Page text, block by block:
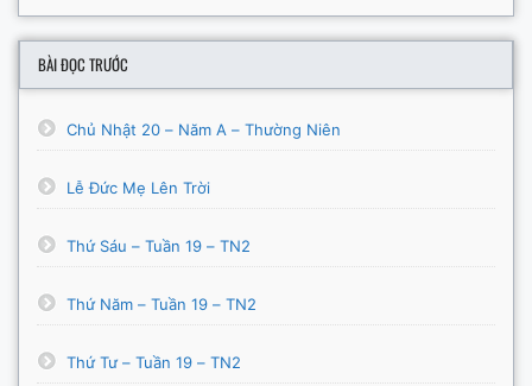
BÀI ĐỌC TRƯỚC
Chủ Nhật 20 – Năm A – Thường Niên
Lễ Đức Mẹ Lên Trời
Thứ Sáu – Tuần 19 – TN2
Thứ Năm – Tuần 19 – TN2
Thứ Tư – Tuần 19 – TN2